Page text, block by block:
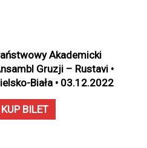
Akademicki
Gruzji – Rustavi •
Biała • 03.12.2022
KUP BILET